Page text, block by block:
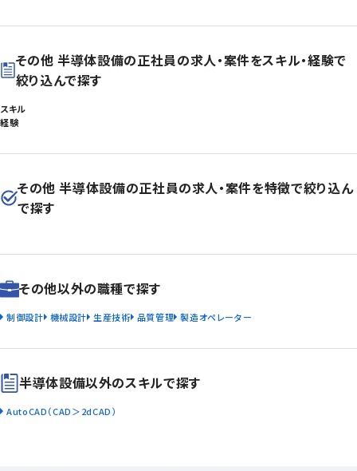
その他 半導体設備の正社員の求人・案件をスキル・経験で
絞り込んで探す
スキル
経験
その他 半導体設備の正社員の求人・案件を特徴で絞り込ん
で探す
その他以外の職種で探す
制御設計 機械設計 生産技術 品質管理 製造オペレーター
半導体設備以外のスキルで探す
AutoCAD（CAD＞2dCAD）